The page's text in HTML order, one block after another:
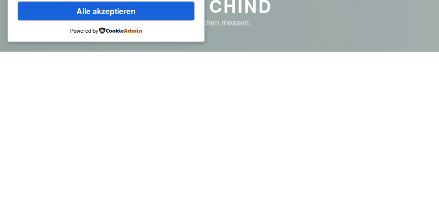
HÄRZENS CHIND
Liebe lässt sich nicht in Wochen messen.
Alle akzeptieren
Powered by